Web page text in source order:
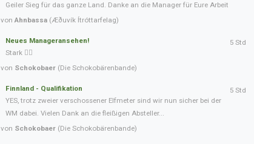
Geiler Sieg für das ganze Land. Danke an die Manager für Eure Arbeit
vonAhnbassa (Æðuvík Ítróttarfelag)
Neues Manageransehen!
Stark 👍🏼
von Schokobaer (Die Schokobärenbande)
5 Std
Finnland - Qualifikation
YES, trotz zweier verschossener Elfmeter sind wir nun sicher bei der
WM dabei. Vielen Dank an die fleißigen Absteller...
von Schokobaer (Die Schokobärenbande)
5 Std